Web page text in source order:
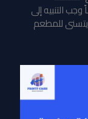
التنبيه إلى
للمطعم